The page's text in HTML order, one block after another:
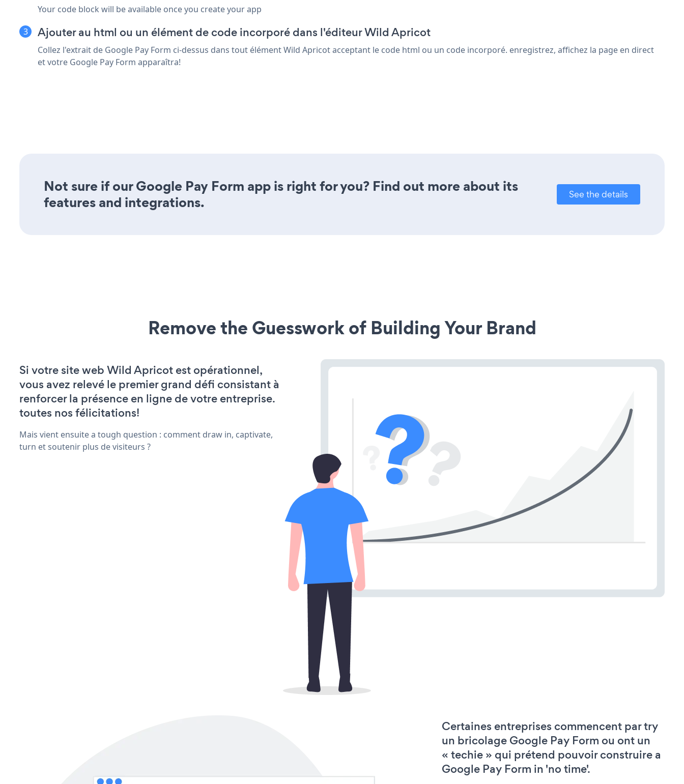
Your code block will be available once you create your app
Ajouter au html ou un élément de code incorporé dans l'éditeur Wild Apricot
Collez l'extrait de Google Pay Form ci-dessus dans tout élément Wild Apricot acceptant le code html ou un code incorporé. enregistrez, affichez la page en direct
et votre Google Pay Form apparaîtra!
Not sure if our Google Pay Form app is right for you? Find out more about its
features and integrations.
See the details
Remove the Guesswork of Building Your Brand
Si votre site web Wild Apricot est opérationnel,
vous avez relevé le premier grand défi consistant à
renforcer la présence en ligne de votre entreprise.
toutes nos félicitations!
Mais vient ensuite a tough question : comment draw in, captivate,
turn et soutenir plus de visiteurs ?
Certaines entreprises commencent par try
un bricolage Google Pay Form ou ont un
« techie » qui prétend pouvoir construire a
Google Pay Form in 'no time'.